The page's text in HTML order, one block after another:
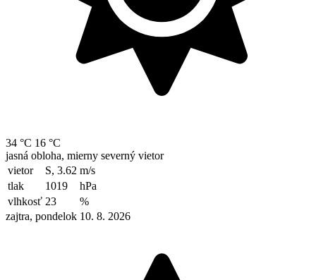
34 °C 16 °C
jasná obloha, mierny severný vietor
vietor
S, 3.62 m/s
tlak
1019
hPa
vlhkosť 23
%
zajtra, pondelok 10. 8. 2026